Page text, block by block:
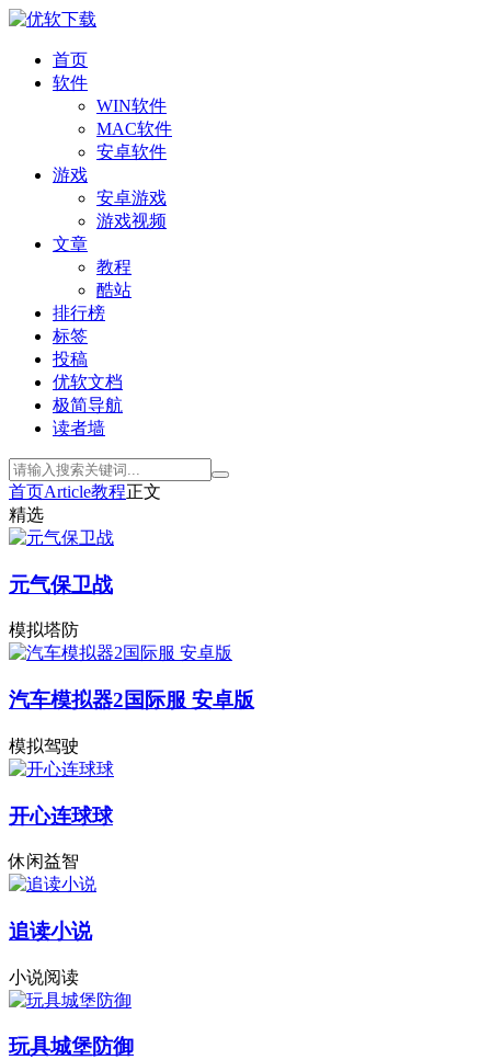
首页
软件
WIN软件
MAC软件
安卓软件
游戏
安卓游戏
游戏视频
文章
教程
酷站
排行榜
标签
投稿
优软文档
极简导航
读者墙
首页Article教程正文
精选
元气保卫战
模拟塔防
汽车模拟器2国际服 安卓版
模拟驾驶
开心连球球
休闲益智
追读小说
小说阅读
玩具城堡防御